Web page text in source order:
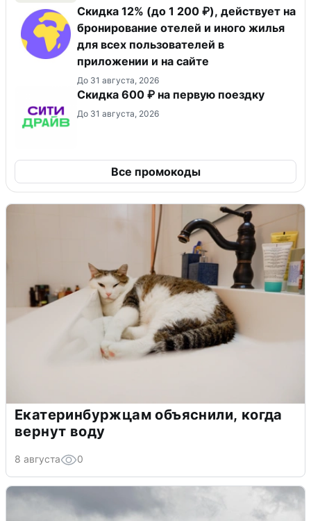
Скидка 12% (до 1 200 ₽), действует на
бронирование отелей и иного жилья
для всех пользователей в
приложении и на сайте
До 31 августа, 2026
Скидка 600 ₽ на первую поездку
До 31 августа, 2026
Все промокоды
Екатеринбуржцам объяснили, когда
вернут воду
8 августа 0